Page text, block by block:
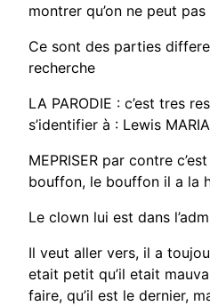
montrer qu’on ne peut
Ce sont des parties
recherche
LA PARODIE : c’est tres
s’identifier à : Lewis
MEPRISER par contre
bouffon, le bouffon il a la
Le clown lui est dans
Il veut aller vers, il a
etait petit qu’il etait
faire, qu’il est le dernier,